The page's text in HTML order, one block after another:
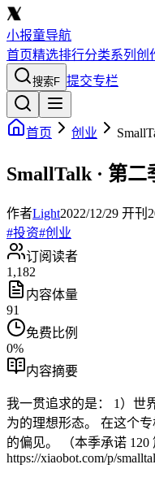
小报童导航
首页精选排行分类系列 创
搜索F 提交专栏
首页 创业
SmallTalk · 第二
作者Light2022/12/29 开刊
#投资#创业
订阅读者
1,182
内容体量
91
免费比例
0%
内容摘要
我一贯追求的是： 1）世
为的理想形态。 在这个
的偏见。 （本季承诺 120
https://xiaobot.com/p/